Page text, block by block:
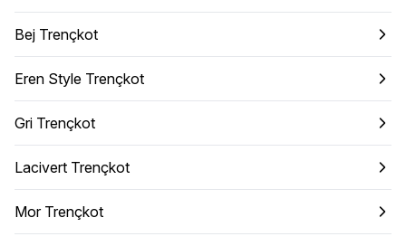
Bej Trençkot
Eren Style Trençkot
Gri Trençkot
Lacivert Trençkot
Mor Trençkot